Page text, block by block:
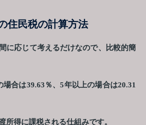
住民税の計算方法
に応じて考えるだけなので、比較的簡
場合は39.63％、5年以上の場合は20.31
所得に課税される仕組みです。